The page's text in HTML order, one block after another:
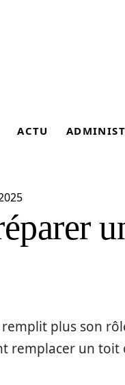
ACTU
plus son
remplacer un